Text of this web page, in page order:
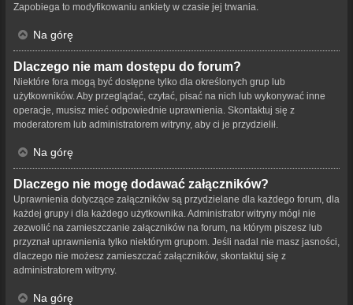
Zapobiega to modyfikowaniu ankiety w czasie jej trwania.
Na górę
Dlaczego nie mam dostępu do forum?
Niektóre fora mogą być dostępne tylko dla określonych grup lub
użytkowników. Aby przeglądać, czytać, pisać na nich lub wykonywać inne
operacje, musisz mieć odpowiednie uprawnienia. Skontaktuj się z
moderatorem lub administratorem witryny, aby ci je przydzielił.
Na górę
Dlaczego nie mogę dodawać załączników?
Uprawnienia dotyczące załączników są przydzielane dla każdego forum, dla
każdej grupy i dla każdego użytkownika. Administrator witryny mógł nie
zezwolić na zamieszczanie załączników na forum, na którym piszesz lub
przyznał uprawnienia tylko niektórym grupom. Jeśli nadal nie masz jasności,
dlaczego nie możesz zamieszczać załączników, skontaktuj się z
administratorem witryny.
Na górę